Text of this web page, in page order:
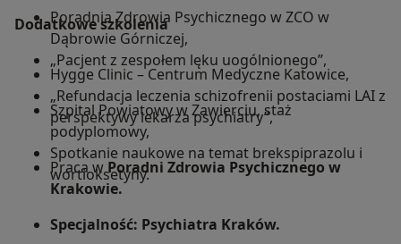
Poradnia Zdrowia Psychicznego w ZCO w
Dąbrowie Górniczej,
Hygge Clinic – Centrum Medyczne Katowice,
Szpital Powiatowy w Zawierciu, staż
podyplomowy,
Praca wPoradni Zdrowia Psychicznego w
Krakowie.
Specjalność: Psychiatra Kraków.
Dodatkowe szkolenia
„Pacjent z zespołem lęku uogólnionego”,
„Refundacja leczenia schizofrenii postaciami LAI z
perspektywy lekarza psychiatry”,
Spotkanie naukowe na temat brekspiprazolu i
wortioksetyny.